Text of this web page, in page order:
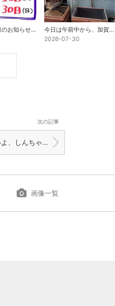
８月の定休日のお知らせ・・・１５日、１６日は、お盆のため臨時休業となります。
今日は午前中から、加賀棒茶の焙煎作業・・・
2026-07-30
次の記事
いよいよ、しんちゃんの山でも、本格的な筍シーズン・・・新鮮な筍、頂きました。
画像一覧